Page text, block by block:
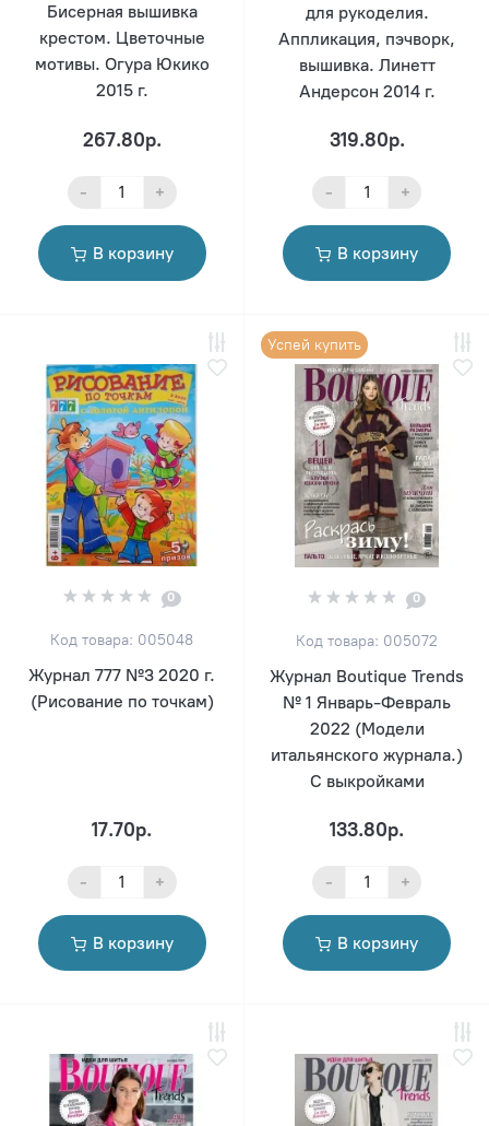
Бисерная вышивка
крестом. Цветочные
мотивы. Огура Юкико
2015 г.
267.80р.
- +
В корзину
для рукоделия.
Аппликация, пэчворк,
вышивка. Линетт
Андерсон 2014 г.
319.80р.
- +
В корзину
0
Код товара: 005048
Журнал 777 №3 2020 г.
(Рисование по точкам)
17.70р.
- +
В корзину
Успей купить
0
Код товара: 005072
Журнал Boutique Trends
№ 1 Январь-Февраль
2022 (Модели
итальянского журнала.)
С выкройками
133.80р.
- +
В корзину